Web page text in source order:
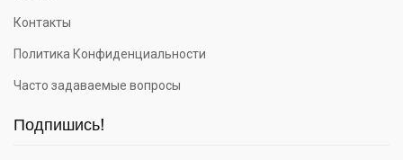
Контакты
Политика Конфиденциальности
Часто задаваемые вопросы
Подпишись!